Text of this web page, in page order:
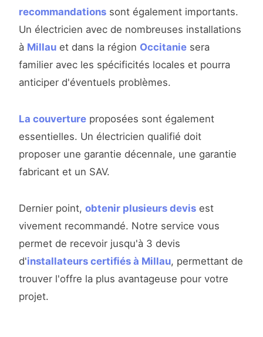
recommandations sont également importants.
Un électricien avec de nombreuses installations
à Millau et dans la région Occitanie sera
familier avec les spécificités locales et pourra
anticiper d'éventuels problèmes.
La couverture proposées sont également
essentielles. Un électricien qualifié doit
proposer une garantie décennale, une garantie
fabricant et un SAV.
Dernier point, obtenir plusieurs devis est
vivement recommandé. Notre service vous
permet de recevoir jusqu'à 3 devis
d'installateurs certifiés à Millau, permettant de
trouver l'offre la plus avantageuse pour votre
projet.